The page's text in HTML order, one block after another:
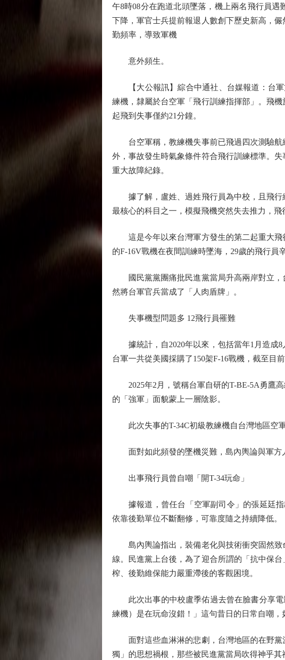
午8時08分在跑道北頭墜落，機上兩名飛行員
下降，軍官士兵提前報退人數創下歷史新高，
勤頻率，導致軍機
意外頻生。
【大公報訊】綜合中通社、台媒報道：台軍
練機，隸屬於台空軍「飛行訓練指揮部」。飛
起飛到失事僅約21分鐘。
台空軍稱，教練機失事前已飛過四次測驗航
外，事故發生時氣象條件符合飛行訓練標準。
重大故障紀錄。
據了解，盧姓、過姓飛行員為中校，且飛行
最核心的科目之一，模擬飛機突然失去推力，
這是今年以來台灣軍方發生的第二起重大飛
的F-16V戰機在夜間訓練時墜海，29歲的飛行員
國民黨黨團痛批民進黨當局升高兩岸對立，
然將台軍官兵當成了「人肉盾牌」。
失事機型問題多 12飛行員罹難
據統計，自2020年以來，包括當年1月造成8
台軍一共從美國採購了150架F-16戰機，截至目前
2025年2月，號稱台軍自研的T-BE-5A勇鷹高
的「強軍」面貌蒙上一層陰影。
此次失事的T-34C初級教練機自台灣地區空軍
面對如此頻發的墜機災難，島內輿論與軍方
出事飛行員曾自嘲「開T-34玩命」
據報道，曾任台「空軍副司令」的張延廷指
依靠後勤單位不斷翻修，可靠度隨之持續降低。
島內輿論指出，裝備老化與技術衝突固然致
線。民進黨上台後，為了迎合所謂的「抗中保
榨、後勤維保能力嚴重滯後的客觀困境。
此次出事的中校盧季佑過去曾在臉書分享電
練機）是在玩命沒錯！」這句昔日的日常自嘲，
面對這些血淋淋的悲劇，台灣地區的在野黨
獨」的思想禍根，那些被民進黨當局吹得神乎